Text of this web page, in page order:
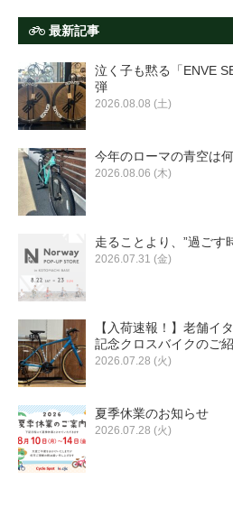
最新記事
泣く子も黙る「ENVE
弾
2026.08.08 (土)
今年のローマの青空は
2026.08.06 (木)
走ることより、”過ごす
2026.07.31 (金)
【入荷速報！】老舗イ
記念クロスバイクのご
2026.07.28 (火)
夏季休業のお知らせ
2026.07.28 (火)